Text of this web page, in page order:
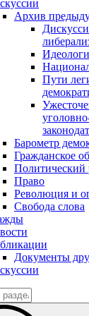
Архив
Пути
Барометр
Гражданское
Право
Революция и
Свобода слова
Документы